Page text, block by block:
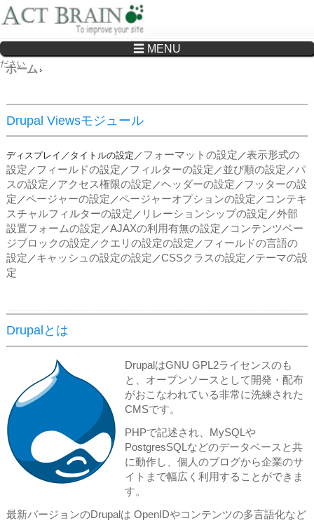
Drupalサイトの制作・保守をどこに頼んでいいか分からない方へ…まずはご相談く
ださい
☰ MENU
ホーム›
Drupal Viewsモジュール
ディスプレイ／タイトルの設定 ／ フォーマットの設定 ／表示形式の
設定 ／ フィールドの設定 ／ フィルターの設定 ／ 並び順の設定 ／パ
スの設定 ／ アクセス権限の設定 ／ヘッダーの設定 ／ フッターの設
定 ／ページャーの設定 ／ページャーオプションの設定 ／ コンテキ
スチャルフィルターの設定 ／ リレーションシップの設定 ／外部
設置フォームの設定 ／AJAXの利用有無の設定 ／ コンテンツペー
ジブロックの設定 ／ クエリの設定の設定 ／ フィールドの言語の
設定 ／ キャッシュの設定の設定 ／CSSクラスの設定 ／ テーマの設
定
Drupalとは
​DrupalはGNU GPL2ライセンスのも
と、オープンソースとして開発・配布
がおこなわれている非常に洗練された
CMSです。
PHPで記述され、MySQLや
PostgresSQLなどのデータベースと共
に動作し、個人のブログから企業のサ
イトまで幅広く利用することができま
す。
最新バージョンのDrupalは OpenIDやコンテンツの多言語化など